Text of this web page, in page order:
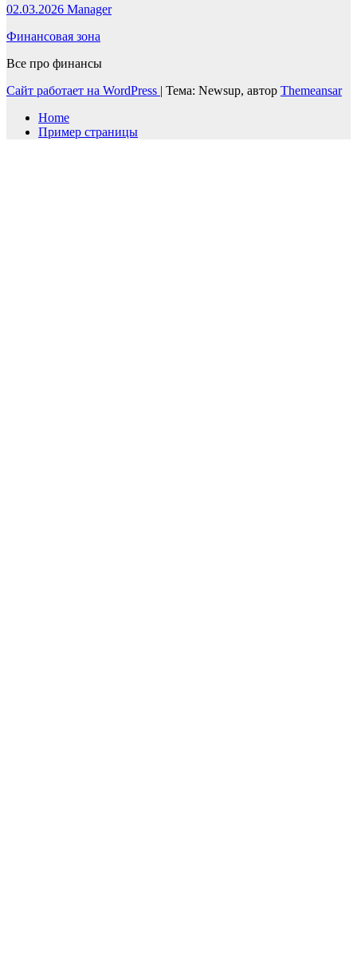
02.03.2026 Manager
Финансовая зона
Все про финансы
Сайт работает на WordPress | Тема: Newsup, автор Themeansar
Home
Пример страницы